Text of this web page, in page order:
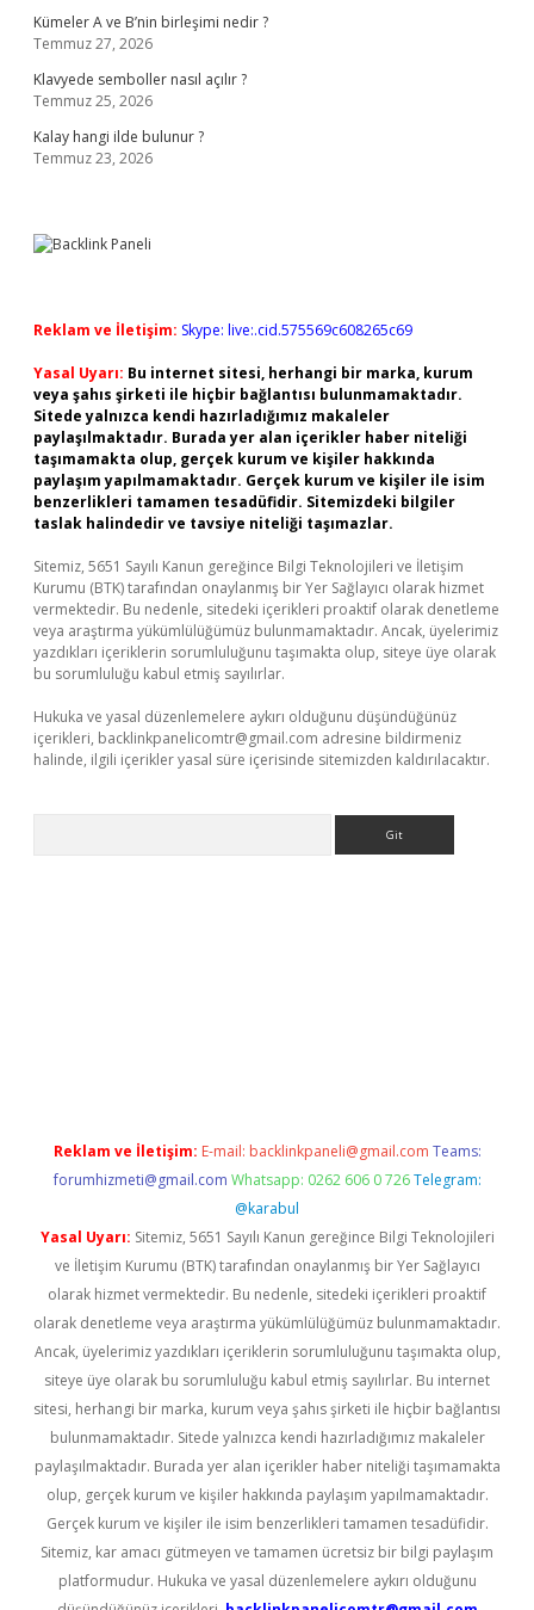
Kümeler A ve B’nin birleşimi nedir ?
Temmuz 27, 2026
Klavyede semboller nasıl açılır ?
Temmuz 25, 2026
Kalay hangi ilde bulunur ?
Temmuz 23, 2026
Reklam ve İletişim: Skype: live:.cid.575569c608265c69
Yasal Uyarı: Bu internet sitesi, herhangi bir marka, kurum
veya şahıs şirketi ile hiçbir bağlantısı bulunmamaktadır.
Sitede yalnızca kendi hazırladığımız makaleler
paylaşılmaktadır. Burada yer alan içerikler haber niteliği
taşımamakta olup, gerçek kurum ve kişiler hakkında
paylaşım yapılmamaktadır. Gerçek kurum ve kişiler ile isim
benzerlikleri tamamen tesadüfidir. Sitemizdeki bilgiler
taslak halindedir ve tavsiye niteliği taşımazlar.
Sitemiz, 5651 Sayılı Kanun gereğince Bilgi Teknolojileri ve İletişim
Kurumu (BTK) tarafından onaylanmış bir Yer Sağlayıcı olarak hizmet
vermektedir. Bu nedenle, sitedeki içerikleri proaktif olarak denetleme
veya araştırma yükümlülüğümüz bulunmamaktadır. Ancak, üyelerimiz
yazdıkları içeriklerin sorumluluğunu taşımakta olup, siteye üye olarak
bu sorumluluğu kabul etmiş sayılırlar.
Hukuka ve yasal düzenlemelere aykırı olduğunu düşündüğünüz
içerikleri, backlinkpanelicomtr@gmail.com adresine bildirmeniz
halinde, ilgili içerikler yasal süre içerisinde sitemizden kaldırılacaktır.
Reklam ve İletişim: E-mail: backlinkpaneli@gmail.com Teams:
forumhizmeti@gmail.com Whatsapp: 0262 606 0 726 Telegram:
@karabul
Yasal Uyarı: Sitemiz, 5651 Sayılı Kanun gereğince Bilgi Teknolojileri
ve İletişim Kurumu (BTK) tarafından onaylanmış bir Yer Sağlayıcı
olarak hizmet vermektedir. Bu nedenle, sitedeki içerikleri proaktif
olarak denetleme veya araştırma yükümlülüğümüz bulunmamaktadır.
Ancak, üyelerimiz yazdıkları içeriklerin sorumluluğunu taşımakta olup,
siteye üye olarak bu sorumluluğu kabul etmiş sayılırlar. Bu internet
sitesi, herhangi bir marka, kurum veya şahıs şirketi ile hiçbir bağlantısı
bulunmamaktadır. Sitede yalnızca kendi hazırladığımız makaleler
paylaşılmaktadır. Burada yer alan içerikler haber niteliği taşımamakta
olup, gerçek kurum ve kişiler hakkında paylaşım yapılmamaktadır.
Gerçek kurum ve kişiler ile isim benzerlikleri tamamen tesadüfidir.
Sitemiz, kar amacı gütmeyen ve tamamen ücretsiz bir bilgi paylaşım
platformudur. Hukuka ve yasal düzenlemelere aykırı olduğunu